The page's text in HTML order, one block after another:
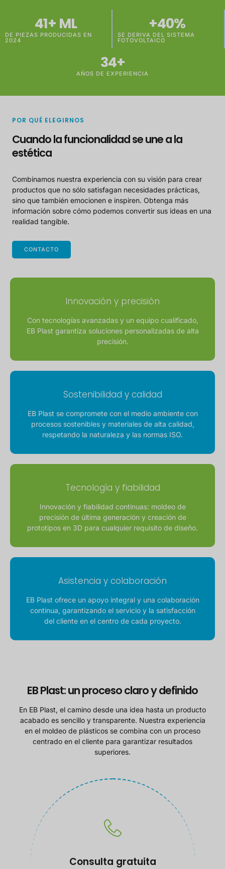
DE PIEZAS PRODUCIDAS EN
2024
41+ ML
SE DERIVA DEL SISTEMA
FOTOVOLTAICO
+40%
AÑOS DE EXPERIENCIA
34+
POR QUÉ ELEGIRNOS
Cuando la funcionalidad se une a la
estética
Combinamos nuestra experiencia con su visión para crear
productos que no sólo satisfagan necesidades prácticas,
sino que también emocionen e inspiren. Obtenga más
información sobre cómo podemos convertir sus ideas en una
realidad tangible.
CONTACTO
Innovación y precisión
Con tecnologías avanzadas y un equipo cualificado,
EB Plast garantiza soluciones personalizadas de alta
precisión.
Sostenibilidad y calidad
EB Plast se compromete con el medio ambiente con
procesos sostenibles y materiales de alta calidad,
respetando la naturaleza y las normas ISO.
Tecnología y fiabilidad
Innovación y fiabilidad continuas: moldeo de
precisión de última generación y creación de
prototipos en 3D para cualquier requisito de diseño.
Asistencia y colaboración
EB Plast ofrece un apoyo integral y una colaboración
continua, garantizando el servicio y la satisfacción
del cliente en el centro de cada proyecto.
EB Plast: un proceso claro y definido
En EB Plast, el camino desde una idea hasta un producto
acabado es sencillo y transparente. Nuestra experiencia
en el moldeo de plásticos se combina con un proceso
centrado en el cliente para garantizar resultados
superiores.
Consulta gratuita